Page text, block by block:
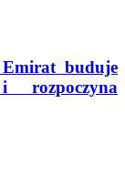
buduje
rozpoczyna